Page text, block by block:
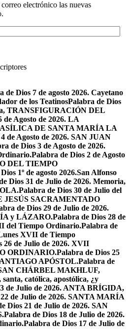
electrónico las nuevas
de Dios 7 de agosto 2026. Cayetano
de los TeatinosPalabra de Dios
TRANSFIGURACIÓN DEL
de Agosto de 2026. LA
DE SANTA MARÍA LA
de Agosto de 2026. SAN JUAN
de Dios 3 de Agosto de 2026.
Palabra de Dios 2 de Agosto
DEL TIEMPO
1º de agosto 2026.San Alfonso
Dios 31 de Julio de 2026. Memoria,
Palabra de Dios 30 de Julio del
JESÚS SACRAMENTADO
de Dios 29 de Julio de 2026.
y LÁZARO.Palabra de Dios 28 de
del Tiempo Ordinario.Palabra de
XVII de Tiempo
26 de Julio de 2026. XVII
ORDINARIO.Palabra de Dios 25
APÓSTOL.Palabra de
CHÁRBEL MAKHLUF,
católica, apostólica, ¿y
de Julio de 2026. ANTA BRÍGIDA,
de Julio de 2026. SANTA MARÍA
Dios 21 de Julio de 2026. SAN
Palabra de Dios 18 de Julio de 2026.
Palabra de Dios 17 de Julio de